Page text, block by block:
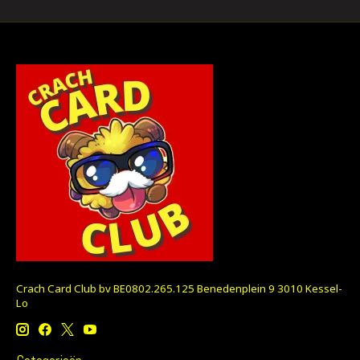
Crach Card Club bv BE0802.265.125 Benedenplein 9 3010 Kessel-
Lo